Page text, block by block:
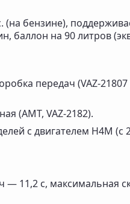
(на бензине),
баллон на 90 литров
передач (VAZ-
(AMT, VAZ-2182).
с двигателем H4M (с
— 11,2 с, максимальная